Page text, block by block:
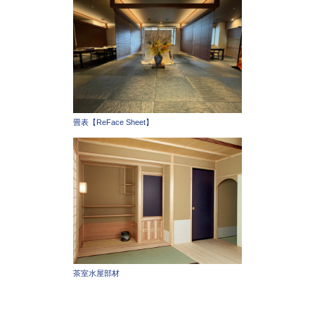
畳表【ReFace Sheet】
茶室水屋部材